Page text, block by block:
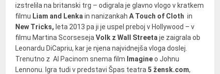
izstrelila na britanski trg – odigrala je glavno vlogo v kratkem
filmu Liam and Lenka in nanizankahA Touch of Clothin
New Tricks,leta 2013 pa ji je uspel preboj v Hollywood – v
filmu Martina ScorsesejaVolk z Wall Streetaje zaigrala ob
Leonardu DiCapriu, kar je njena najvidnejša vloga doslej.
Trenutno z Al Pacinom snema film Imagineo Johnu
Lennonu. Igra tudi v predstavi Špas teatra5 žensk.com,